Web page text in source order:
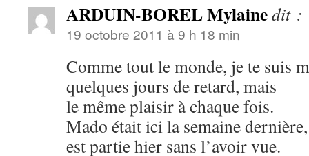
ARDUIN-BOREL Mylainedit :
19 octobre 2011 à 9 h 18 min
Comme tout le monde, je te suis
quelques jours de retard, mais
le même plaisir à chaque fois.
Mado était ici la semaine
est partie hier sans l’avoir vue.